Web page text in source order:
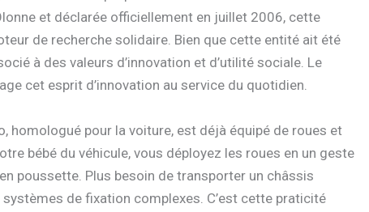
et déclarée officiellement en juillet 2006, cette
de recherche solidaire. Bien que cette entité ait été
à des valeurs d’innovation et d’utilité sociale. Le
cet esprit d’innovation au service du quotidien.
homologué pour la voiture, est déjà équipé de roues et
bébé du véhicule, vous déployez les roues en un geste
poussette. Plus besoin de transporter un châssis
de fixation complexes. C’est cette praticité